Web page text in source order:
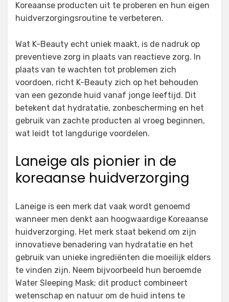
Koreaanse producten uit te proberen en hun eigen
huidverzorgingsroutine te verbeteren.
Wat K-Beauty echt uniek maakt, is de nadruk op
preventieve zorg in plaats van reactieve zorg. In
plaats van te wachten tot problemen zich
voordoen, richt K-Beauty zich op het behouden
van een gezonde huid vanaf jonge leeftijd. Dit
betekent dat hydratatie, zonbescherming en het
gebruik van zachte producten al vroeg beginnen,
wat leidt tot langdurige voordelen.
Laneige als pionier in de
koreaanse huidverzorging
Laneige is een merk dat vaak wordt genoemd
wanneer men denkt aan hoogwaardige Koreaanse
huidverzorging. Het merk staat bekend om zijn
innovatieve benadering van hydratatie en het
gebruik van unieke ingrediënten die moeilijk elders
te vinden zijn. Neem bijvoorbeeld hun beroemde
Water Sleeping Mask; dit product combineert
wetenschap en natuur om de huid intens te